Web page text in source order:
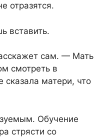
отразятся.
вставить.
сам. — Мать
смотреть в
сказала матери, что
Обучение
стрясти со